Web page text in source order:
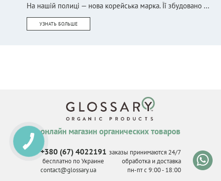
На нашій полиці — нова корейська марка. Її збудовано ...
УЗНАТЬ БОЛЬШЕ
онлайн магазин органических товаров
+380 (67) 4022191
бесплатно по Украине
contact@glossary.ua
заказы принимаются 24/7
обработка и доставка
пн-пт с 9:00 - 18:00